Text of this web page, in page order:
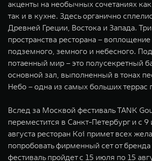
акценты на необычных сочетаниях
так и в кухне. Здесь органично
Древней Греции, Востока и Запада.
пространства ресторана –
подземного, земного и небесного.
потаенный мир – это полусекретный
основной зал, выполненный в тонах
Небо – одна из самых больших террас
Вслед за Москвой фестиваль TANK
переместится в Санкт-Петербург и с
августа ресторан Koi примет всех
попробовать фирменный сет от
фестиваль пройдет с 15 июля по 15